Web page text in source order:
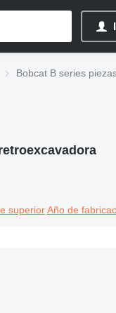
Bobcat B series
superior Año de